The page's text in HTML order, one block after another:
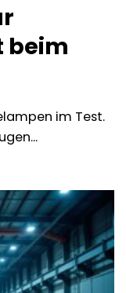
beim
im Test.